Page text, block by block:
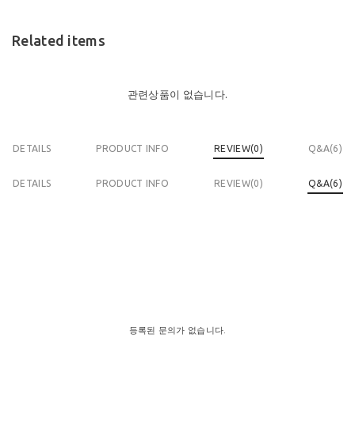
Related items
관련상품이 없습니다.
DETAILS PRODUCT INFO REVIEW(0) Q&A(6)
DETAILS PRODUCT INFO REVIEW(0) Q&A(6)
등록된 문의가 없습니다.